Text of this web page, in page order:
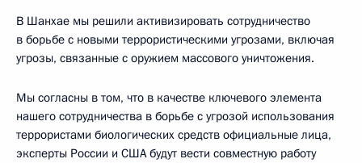
В Шанхае мы решили активизировать сотрудничество
в борьбе с новыми террористическими угрозами, включая
угрозы, связанные с оружием массового уничтожения.
Мы согласны в том, что в качестве ключевого элемента
нашего сотрудничества в борьбе с угрозой использования
террористами биологических средств официальные лица,
эксперты России и США будут вести совместную работу